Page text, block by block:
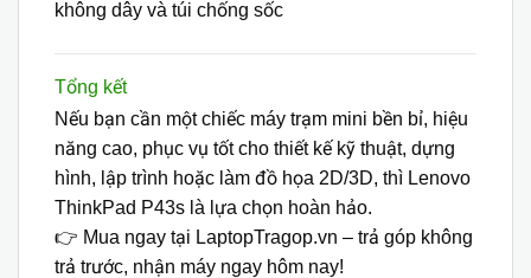
Tổng kết
Nếu bạn cần một chiếc máy trạm mini bền bỉ, hiệu
năng cao, phục vụ tốt cho thiết kế kỹ thuật, dựng
hình, lập trình hoặc làm đồ họa 2D/3D, thì Lenovo
ThinkPad P43s là lựa chọn hoàn hảo.
👉 Mua ngay tại LaptopTragop.vn – trả góp không
trả trước, nhận máy ngay hôm nay!